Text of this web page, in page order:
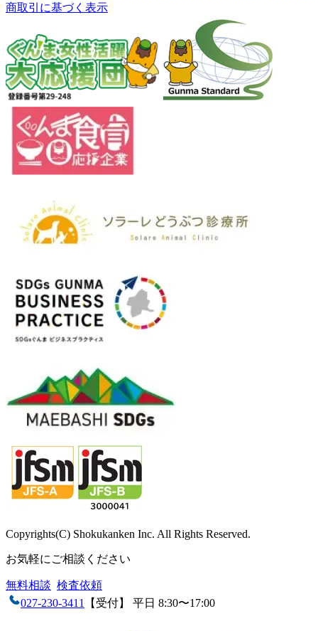
商取引に基づく表示
Copyrights(C) Shokukanken Inc. All Rights Reserved.
お気軽にご相談ください
無料相談 検査依頼
027-230-3411
【受付】 平日 8:30〜17:00